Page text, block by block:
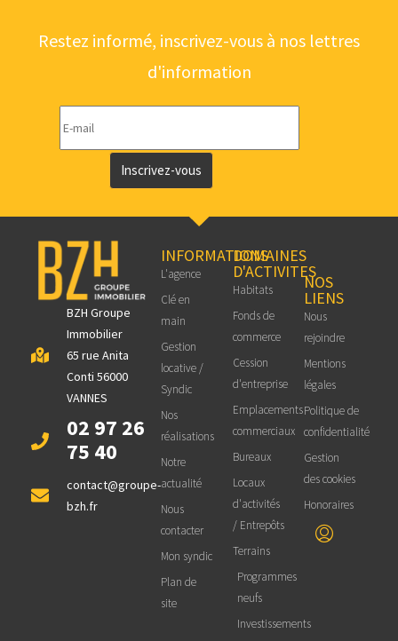
Restez informé, inscrivez-vous à nos lettres
d'information
Inscrivez-vous
BZH Groupe
Immobilier
65 rue Anita
Conti 56000
VANNES
02 97 26
75 40
contact@groupe-
bzh.fr
INFORMATIONS
L'agence
Clé en
main
Gestion
locative /
Syndic
Nos
réalisations
Notre
actualité
Nous
contacter
Mon syndic
Plan de
site
DOMAINES
D'ACTIVITES
Habitats
Fonds de
commerce
Cession
d'entreprise
Emplacements
commerciaux
Bureaux
Locaux
d'activités
/ Entrepôts
Terrains
Programmes
neufs
Investissements
NOS
LIENS
Nous
rejoindre
Mentions
légales
Politique de
confidentialité
Gestion
des cookies
Honoraires